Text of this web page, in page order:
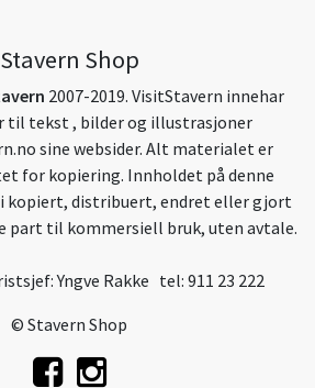
Stavern Shop
2007-2019. VisitStavern innehar
tekst , bilder og illustrasjoner
sine websider. Alt materialet er
for kopiering. Innholdet på denne
kopiert, distribuert, endret eller gjort
til kommersiell bruk, uten avtale.
Yngve Rakke tel: 911 23 222
© Stavern Shop